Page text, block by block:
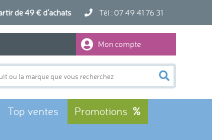
de 49 € d'achats Tél : 07 49 41 76 31
Mon compte
Top ventes
Promotions